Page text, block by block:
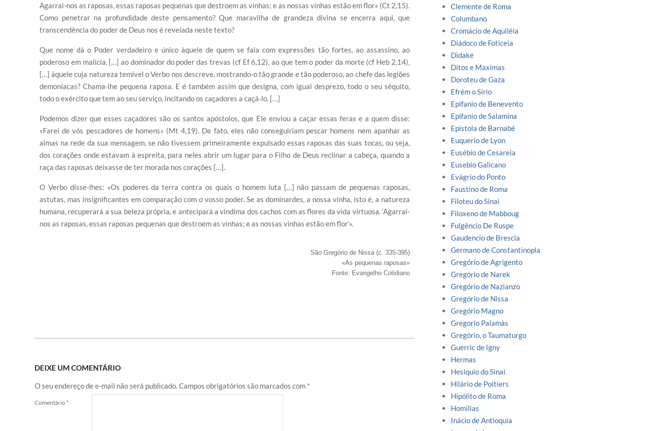
Agarrai-nos as raposas, essas raposas pequenas que destroem as vinhas; e as nossas vinhas estão em flor» (Ct 2,15).
Como penetrar na profundidade deste pensamento? Que maravilha de grandeza divina se encerra aqui, que
transcendência do poder de Deus nos é revelada neste texto?
Que nome dá o Poder verdadeiro e único àquele de quem se fala com expressões tão fortes, ao assassino, ao
poderoso em malícia, […] ao dominador do poder das trevas (cf Ef 6,12), ao que tem o poder da morte (cf Heb 2,14),
[…] àquele cuja natureza temível o Verbo nos descreve, mostrando-o tão grande e tão poderoso, ao chefe das legiões
demoníacas? Chama-lhe pequena raposa. E é também assim que designa, com igual desprezo, todo o seu séquito,
todo o exército que tem ao seu serviço, incitando os caçadores a caçá-lo. […]
Podemos dizer que esses caçadores são os santos apóstolos, que Ele enviou a caçar essas feras e a quem disse:
«Farei de vós pescadores de homens» (Mt 4,19). De fato, eles não conseguiriam pescar homens nem apanhar as
almas na rede da sua mensagem, se não tivessem primeiramente expulsado essas raposas das suas tocas, ou seja,
dos corações onde estavam à espreita, para neles abrir um lugar para o Filho de Deus reclinar a cabeça, quando a
raça das raposas deixasse de ter morada nos corações […].
O Verbo disse-lhes: «Os poderes da terra contra os quais o homem luta […] não passam de pequenas raposas,
astutas, mas insignificantes em comparação com o vosso poder. Se as dominardes, a nossa vinha, isto é, a natureza
humana, recuperará a sua beleza própria, e antecipará a vindima dos cachos com as flores da vida virtuosa. ‘Agarrai-
nos as raposas, essas raposas pequenas que destroem as vinhas; e as nossas vinhas estão em flor’».
São Gregório de Nissa (c. 335-395)
«As pequenas raposas»
Fonte: Evangelho Cotidiano
DEIXE UM COMENTÁRIO
O seu endereço de e-mail não será publicado.Campos obrigatórios são marcados com *
Comentário *
Clemente de Roma
Columbano
Cromácio de Aquiléia
Diádoco de Foticeia
Didaké
Ditos e Maximas
Doroteu de Gaza
Efrém o Sírio
Epifanio de Benevento
Epifanio de Salamina
Epistola de Barnabé
Euquerio de Lyon
Eusébio de Cesareia
Eusebio Galicano
Evágrio do Ponto
Faustino de Roma
Filoteu do Sinai
Filoxeno de Mabboug
Fulgêncio De Ruspe
Gaudencio de Brescia
Germano de Constantinopla
Gregório de Agrigento
Gregório de Narek
Gregório de Nazianzo
Gregório de Nissa
Gregório Magno
Gregorio Palamàs
Gregório, o Taumaturgo
Guerric de Igny
Hermas
Hesiquio do Sinai
Hilário de Poitiers
Hipólito de Roma
Homilias
Inácio de Antioquia